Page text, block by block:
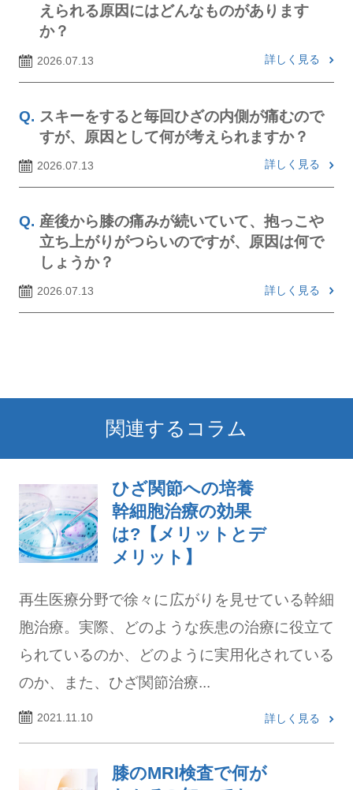
えられる原因にはどんなものがあります
か？
2026.07.13 詳しく見る
スキーをすると毎回ひざの内側が痛むので
すが、原因として何が考えられますか？
2026.07.13 詳しく見る
産後から膝の痛みが続いていて、抱っこや
立ち上がりがつらいのですが、原因は何で
しょうか？
2026.07.13 詳しく見る
関連するコラム
ひざ関節への培養
幹細胞治療の効果
は?【メリットとデ
メリット】
再生医療分野で徐々に広がりを見せている幹細
胞治療。実際、どのような疾患の治療に役立て
られているのか、どのように実用化されている
のか、また、ひざ関節治療...
2021.11.10 詳しく見る
膝のMRI検査で何が